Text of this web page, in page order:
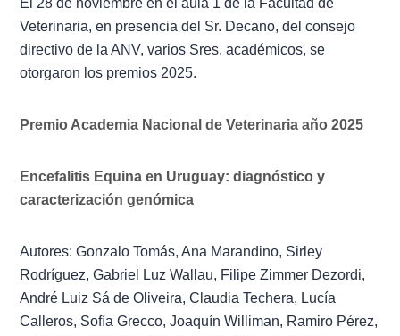
El 28 de noviembre en el aula 1 de la Facultad de
Veterinaria, en presencia del Sr. Decano, del consejo
directivo de la ANV, varios Sres. académicos, se
otorgaron los premios 2025.
Premio Academia Nacional de Veterinaria año 2025
Encefalitis Equina en Uruguay: diagnóstico y
caracterización genómica
Autores: Gonzalo Tomás, Ana Marandino, Sirley
Rodríguez, Gabriel Luz Wallau, Filipe Zimmer Dezordi,
André Luiz Sá de Oliveira, Claudia Techera, Lucía
Calleros, Sofía Grecco, Joaquín Williman, Ramiro Pérez,